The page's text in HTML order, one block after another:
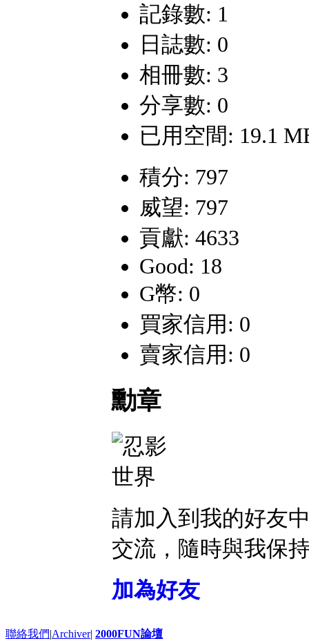
記錄數: 1
日誌數: 0
相冊數: 3
分享數: 0
已用空間: 19.1
積分: 797
威望: 797
貢獻: 4633
Good: 18
G幣: 0
買家信用: 0
賣家信用: 0
勳章
請加入到我的好友
交流，隨時與我保
加為好友
聯絡我們|Archiver| 2000FUN論壇